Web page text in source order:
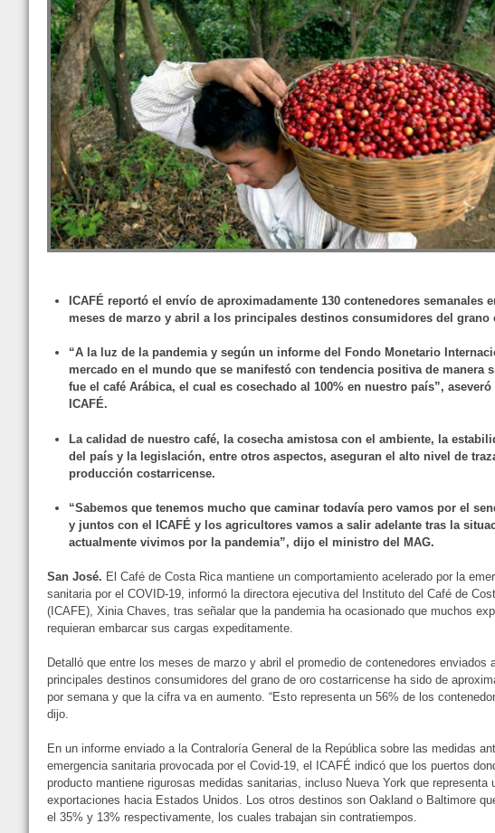
ICAFÉ reportó el envío de aproximadamente 130 contenedores semanales
meses de marzo y abril a los principales destinos consumidores del grano
“A la luz de la pandemia y según un informe del Fondo Monetario
mercado en el mundo que se manifestó con tendencia positiva de manera
fue el café Arábica, el cual es cosechado al 100% en nuestro país”, aseveró
ICAFÉ.
La calidad de nuestro café, la cosecha amistosa con el ambiente, la
del país y la legislación, entre otros aspectos, aseguran el alto nivel de
producción costarricense.
“Sabemos que tenemos mucho que caminar todavía pero vamos por el
y juntos con el ICAFÉ y los agricultores vamos a salir adelante tras la
actualmente vivimos por la pandemia”, dijo el ministro del MAG.
San José. El Café de Costa Rica mantiene un comportamiento acelerado por la
sanitaria por el COVID-19, informó la directora ejecutiva del Instituto del Café de
(ICAFE), Xinia Chaves, tras señalar que la pandemia ha ocasionado que muchos
requieran embarcar sus cargas expeditamente.
Detalló que entre los meses de marzo y abril el promedio de contenedores enviados
principales destinos consumidores del grano de oro costarricense ha sido de
por semana y que la cifra va en aumento. “Esto representa un 56% de los
dijo.
En un informe enviado a la Contraloría General de la República sobre las medidas
emergencia sanitaria provocada por el Covid-19, el ICAFÉ indicó que los puertos
producto mantiene rigurosas medidas sanitarias, incluso Nueva York que representa
exportaciones hacia Estados Unidos. Los otros destinos son Oakland o Baltimore
el 35% y 13% respectivamente, los cuales trabajan sin contratiempos.